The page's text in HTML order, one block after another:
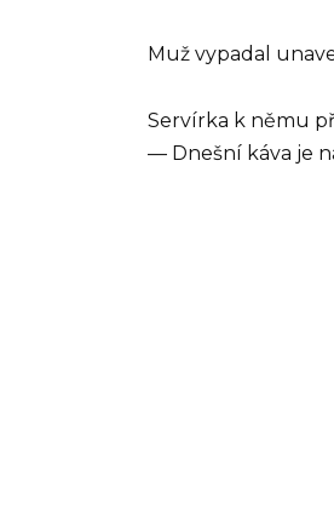
Muž vypadal
Servírka k němu
— Dnešní káva je